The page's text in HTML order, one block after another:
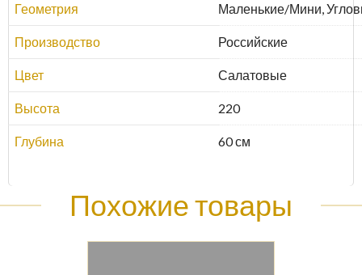
Геометрия Маленькие/Мини,
Производство Российские
Цвет Салатовые
Высота 220
Глубина 60 см
Похожие товары